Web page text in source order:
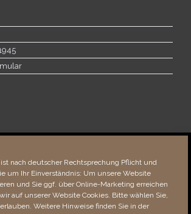
nach deutscher Rechtsprechung Pflicht und
um Ihr Einverständnis: Um unsere Website
und Sie ggf. über Online-Marketing erreichen
auf unserer Website Cookies. Bitte wählen Sie,
Weitere Hinweise finden Sie in der